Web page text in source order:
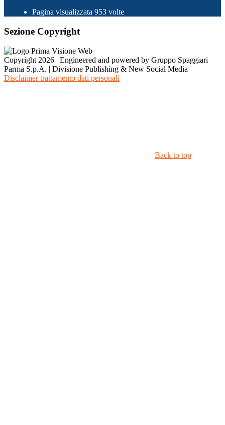
Pagina visualizzata 953 volte
Sezione Copyright
Copyright 2026 | Engineered and powered by Gruppo Spaggiari
Parma S.p.A. | Divisione Publishing & New Social Media
Disclaimer trattamento dati personali
Back to top